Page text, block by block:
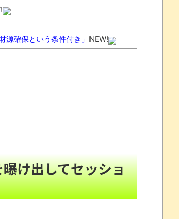
確保という条件付き」 NEW!
夢すぎるｗｗｗ
ったので変更にNEW!
引きNEW!
け出してセッショ